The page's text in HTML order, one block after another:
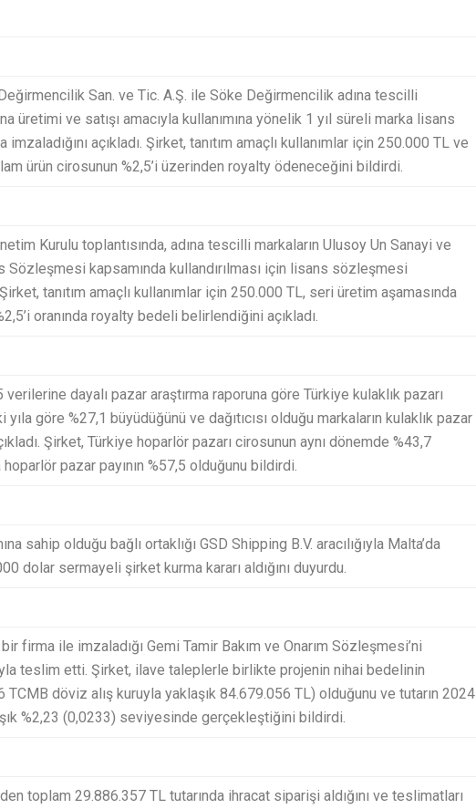
San. ve Tic. A.Ş. ile Söke Değirmencilik adına tescilli
üretimi ve satışı amacıyla kullanımına yönelik 1 yıl süreli marka lisans
açıkladı. Şirket, tanıtım amaçlı kullanımlar için 250.000 TL ve
ürün cirosunun %2,5’i üzerinden royalty ödeneceğini bildirdi.
Kurulu toplantısında, adına tescilli markaların Ulusoy Un Sanayi ve
Sözleşmesi kapsamında kullandırılması için lisans sözleşmesi
tanıtım amaçlı kullanımlar için 250.000 TL, seri üretim aşamasında
oranında royalty bedeli belirlendiğini açıkladı.
verilerine dayalı pazar araştırma raporuna göre Türkiye kulaklık pazarı
göre %27,1 büyüdüğünü ve dağıtıcısı olduğu markaların kulaklık pazar
Şirket, Türkiye hoparlör pazarı cirosunun aynı dönemde %43,7
hoparlör pazar payının %57,5 olduğunu bildirdi.
sahip olduğu bağlı ortaklığı GSD Shipping B.V. aracılığıyla Malta’da
dolar sermayeli şirket kurma kararı aldığını duyurdu.
firma ile imzaladığı Gemi Tamir Bakım ve Onarım Sözleşmesi’ni
teslim etti. Şirket, ilave taleplerle birlikte projenin nihai bedelinin
döviz alış kuruyla yaklaşık 84.679.056 TL) olduğunu ve tutarın 2024
%2,23 (0,0233) seviyesinde gerçekleştiğini bildirdi.
toplam 29.886.357 TL tutarında ihracat siparişi aldığını ve teslimatları